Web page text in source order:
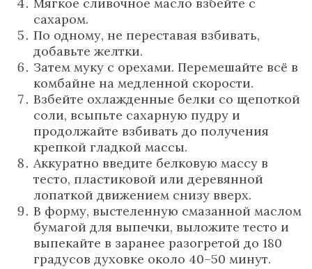
сахаром.
По одному, не переставая взбивать,
добавьте желтки.
Затем муку с орехами. Перемешайте всё в
комбайне на медленной скорости.
Взбейте охлажденные белки со щепоткой
соли, всыпьте сахарную пудру и
продолжайте взбивать до получения
крепкой гладкой массы.
Аккуратно введите белковую массу в
тесто, пластиковой или деревянной
лопаткой движением снизу вверх.
В форму, выстеленную смазанной маслом
бумагой для выпечки, выложите тесто и
выпекайте в заранее разогретой до 180
градусов духовке около 40–50 минут.